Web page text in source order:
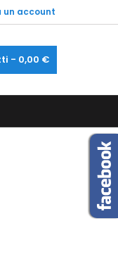
un account
- 0,00 €